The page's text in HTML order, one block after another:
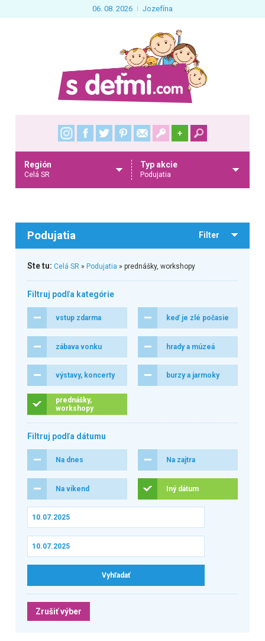
06. 08. 2026 Jozefína
+
Región
Celá SR
Typ akcie
Podujatia
Podujatia Filter
Ste tu: Celá SR» Podujatia » prednášky, workshopy
Filtruj podľa kategórie
vstup zdarma keď je zlé počasie
zábava vonku hrady a múzeá
výstavy, koncerty burzy a jarmoky
prednášky,
workshopy
Filtruj podľa dátumu
Na dnes Na zajtra
Na víkend Iný dátum
Zrušiť výber